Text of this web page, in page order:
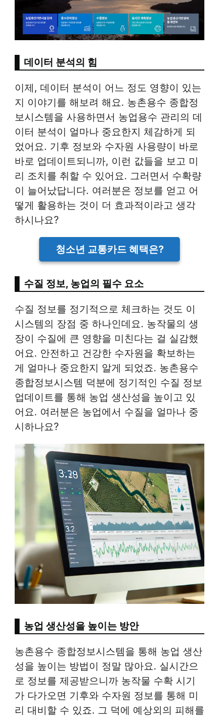
데이터 분석의 힘
이제, 데이터 분석이 어느 정도 영향이 있는
지 이야기를 해보려 해요. 농촌용수 종합정
보시스템을 사용하면서 농업용수 관리의 데
이터 분석이 얼마나 중요한지 체감하게 되
었어요. 기후 정보와 수자원 사용량이 바로
바로 업데이트되니까, 이런 값들을 보고 미
리 조치를 취할 수 있어요. 그러면서 수확량
이 늘어났답니다. 여러분은 정보를 얻고 어
떻게 활용하는 것이 더 효과적이라고 생각
하시나요?
청소년 교통카드 혜택은?
수질 정보, 농업의 필수 요소
수질 정보를 정기적으로 체크하는 것도 이
시스템의 장점 중 하나인데요. 농작물의 생
장이 수질에 큰 영향을 미친다는 걸 실감했
어요. 안전하고 건강한 수자원을 확보하는
게 얼마나 중요한지 알게 되었죠. 농촌용수
종합정보시스템 덕분에 정기적인 수질 정보
업데이트를 통해 농업 생산성을 높이고 있
어요. 여러분은 농업에서 수질을 얼마나 중
시하나요?
농업 생산성을 높이는 방안
농촌용수 종합정보시스템을 통해 농업 생산
성을 높이는 방법이 정말 많아요. 실시간으
로 정보를 제공받으니까 농작물 수확 시기
가 다가오면 기후와 수자원 정보를 통해 미
리 대비할 수 있죠. 그 덕에 예상외의 피해를